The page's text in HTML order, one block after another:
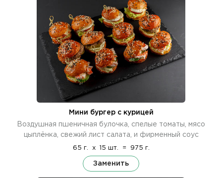
Мини бургер с курицей
Воздушная пшеничная булочка, спелые томаты, мясо
цыплёнка, свежий лист салата, и фирменный соус
65 г. x 15 шт. = 975 г.
Заменить